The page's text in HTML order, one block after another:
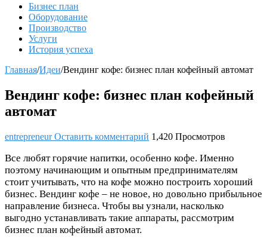
Бизнес план
Оборудование
Производство
Услуги
История успеха
Главная/Идеи/Вендинг кофе: бизнес план кофейный автомат
Вендинг кофе: бизнес план кофейный
автомат
entrepreneurОставить комментарий 1,420 Просмотров
Все любят горячие напитки, особенно кофе. Именно
поэтому начинающим и опытным предпринимателям
стоит учитывать, что на кофе можно построить хороший
бизнес. Вендинг кофе – не новое, но довольно прибыльное
направление бизнеса. Чтобы вы узнали, насколько
выгодно устанавливать такие аппараты, рассмотрим
бизнес план кофейный автомат.